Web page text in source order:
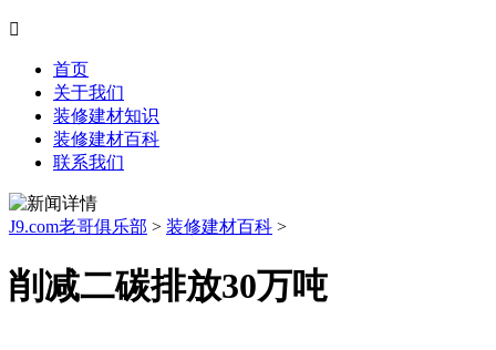

首页
关于我们
装修建材知识
装修建材百科
联系我们
J9.com老哥俱乐部 > 装修建材百科 >
削减二碳排放30万吨